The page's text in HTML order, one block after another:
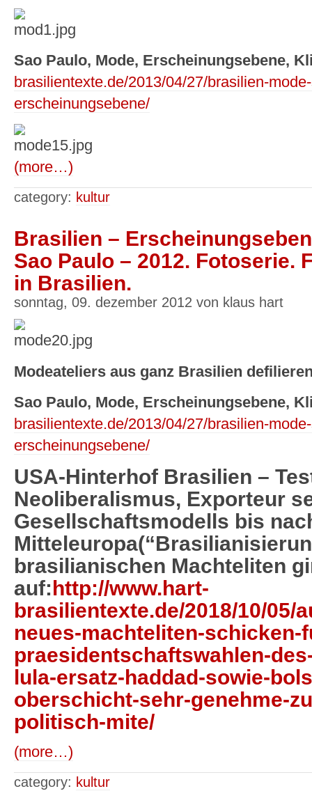
Sao Paulo, Mode, Erscheinungsebene,
brasilientexte.de/2013/04/27/brasilien-
erscheinungsebene/
(more…)
category: kultur
Brasilien –
Sao Paulo – 2012. Fotoserie.
in Brasilien.
sonntag, 09. dezember 2012 von klaus hart
Modeateliers aus ganz Brasilien
Sao Paulo, Mode, Erscheinungsebene,
brasilientexte.de/2013/04/27/brasilien-
erscheinungsebene/
USA-Hinterhof Brasilien –
Neoliberalismus, Exporteur
Gesellschaftsmodells bis
brasilianischen Machteliten
auf:http://www.hart-
brasilientexte.de/2018/10/05/
neues-machteliten-schicken-
praesidentschaftswahlen-
lula-ersatz-haddad-sowie-
oberschicht-sehr-genehme-
politisch-mite/
(more…)
category: kultur